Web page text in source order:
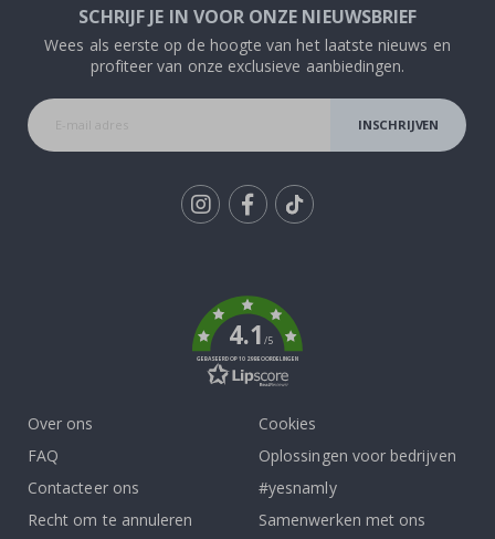
SCHRIJF JE IN VOOR ONZE NIEUWSBRIEF
Wees als eerste op de hoogte van het laatste nieuws en
profiteer van onze exclusieve aanbiedingen.
INSCHRIJVEN
4.1/5
GEBASEERD OP 1029 BEOORDELINGEN
Over ons
FAQ
Contacteer ons
Recht om te annuleren
Cookies
Oplossingen voor bedrijven
#yesnamly
Samenwerken met ons